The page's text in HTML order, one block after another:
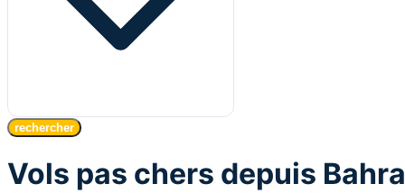
rechercher
Vols pas chers depuis